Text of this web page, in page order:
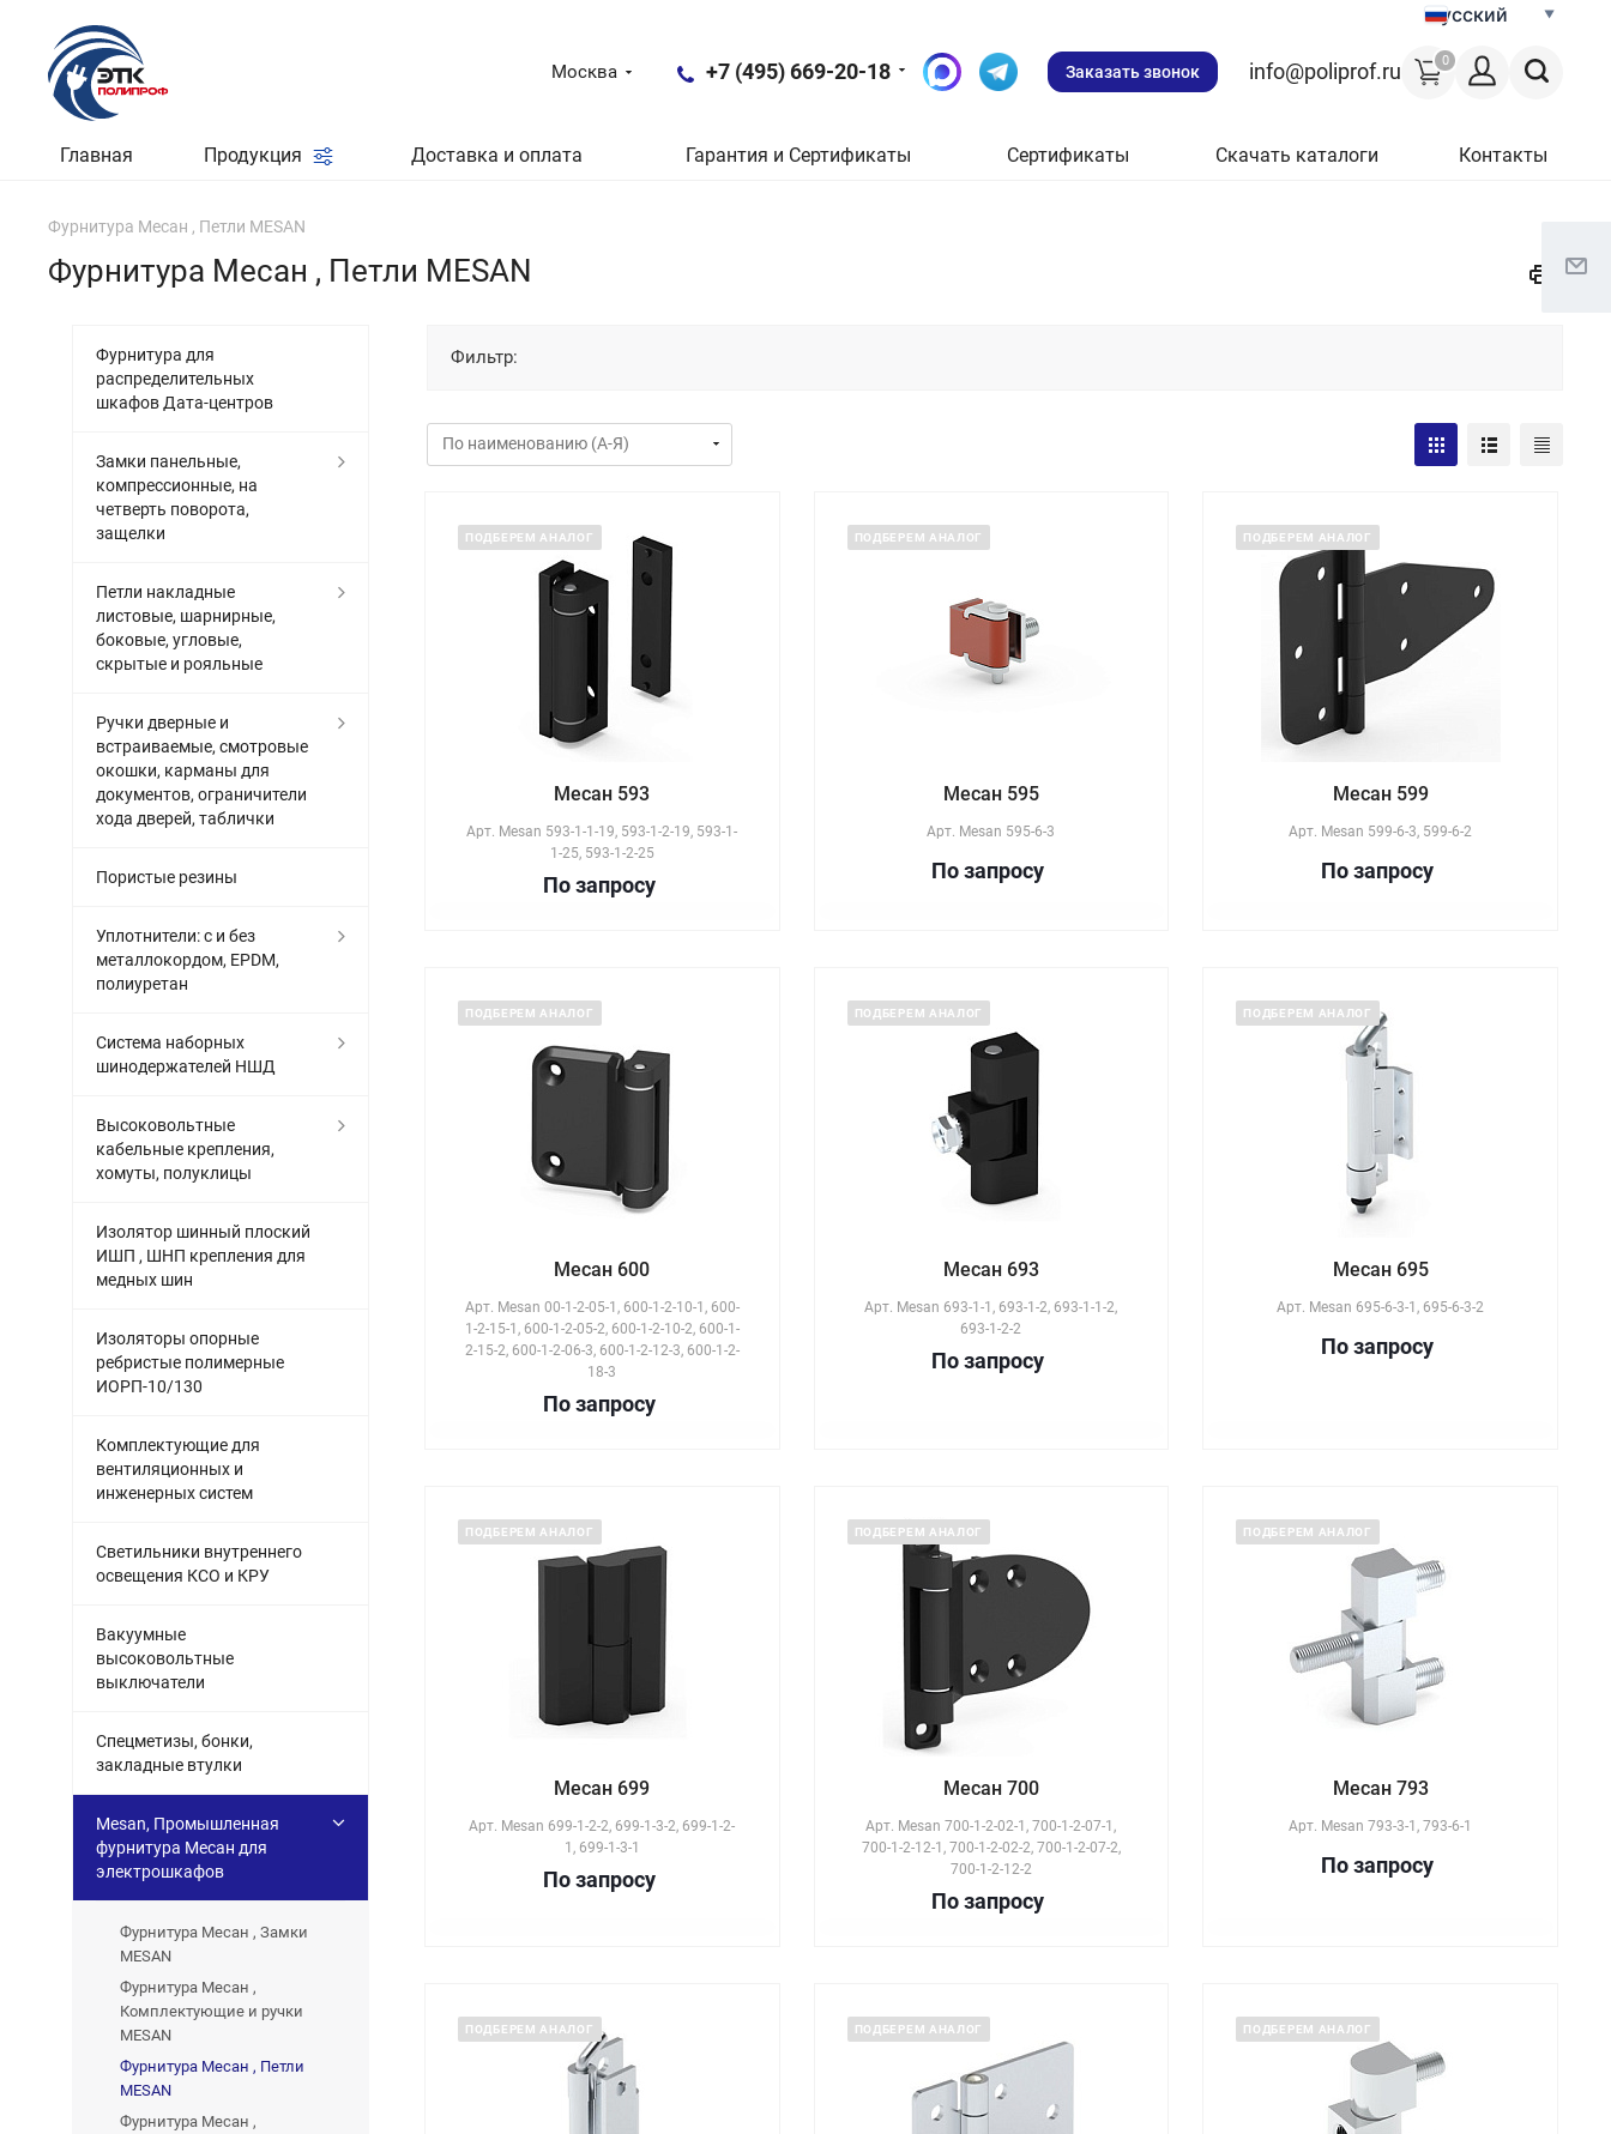
Русский
0
Москва +7 (495) 669-20-18 Заказать звонок info@poliprof.ru
Главная Продукция Доставка и оплата Гарантия и Сертификаты Сертификаты Скачать каталоги Контакты
Фурнитура Месан , Петли MESAN
Фурнитура Месан , Петли MESAN
Фильтр:
ПОДБЕРЕМ АНАЛОГ
Месан 593
Арт. Mesan 593-1-1-19, 593-1-2-19, 593-1-
1-25, 593-1-2-25
По запросу
ПОДБЕРЕМ АНАЛОГ
Месан 595
Арт. Mesan 595-6-3
По запросу
ПОДБЕРЕМ АНАЛОГ
Месан 599
Арт. Mesan 599-6-3, 599-6-2
По запросу
ПОДБЕРЕМ АНАЛОГ
Месан 600
Арт. Mesan 00-1-2-05-1, 600-1-2-10-1, 600-
1-2-15-1, 600-1-2-05-2, 600-1-2-10-2, 600-1-
2-15-2, 600-1-2-06-3, 600-1-2-12-3, 600-1-2-
18-3
По запросу
ПОДБЕРЕМ АНАЛОГ
Месан 693
Арт. Mesan 693-1-1, 693-1-2, 693-1-1-2,
693-1-2-2
По запросу
ПОДБЕРЕМ АНАЛОГ
Месан 695
Арт. Mesan 695-6-3-1, 695-6-3-2
По запросу
ПОДБЕРЕМ АНАЛОГ
Месан 699
Арт. Mesan 699-1-2-2, 699-1-3-2, 699-1-2-
1, 699-1-3-1
По запросу
ПОДБЕРЕМ АНАЛОГ
Месан 700
Арт. Mesan 700-1-2-02-1, 700-1-2-07-1,
700-1-2-12-1, 700-1-2-02-2, 700-1-2-07-2,
700-1-2-12-2
По запросу
ПОДБЕРЕМ АНАЛОГ
Месан 793
Арт. Mesan 793-3-1, 793-6-1
По запросу
ПОДБЕРЕМ АНАЛОГ ПОДБЕРЕМ АНАЛОГ ПОДБЕРЕМ АНАЛОГ
Фурнитура для
распределительных
шкафов Дата-центров
Замки панельные,
компрессионные, на
четверть поворота,
защелки
Петли накладные
листовые, шарнирные,
боковые, угловые,
скрытые и рояльные
Ручки дверные и
встраиваемые, смотровые
окошки, карманы для
документов, ограничители
хода дверей, таблички
Пористые резины
Уплотнители: с и без
металлокордом, EPDM,
полиуретан
Система наборных
шинодержателей НШД
Высоковольтные
кабельные крепления,
хомуты, полуклицы
Изолятор шинный плоский
ИШП , ШНП крепления для
медных шин
Изоляторы опорные
ребристые полимерные
ИОРП-10/130
Комплектующие для
вентиляционных и
инженерных систем
Светильники внутреннего
освещения КСО и КРУ
Вакуумные
высоковольтные
выключатели
Спецметизы, бонки,
закладные втулки
Mesan, Промышленная
фурнитура Месан для
электрошкафов
Фурнитура Месан , Замки
MESAN
Фурнитура Месан ,
Комплектующие и ручки
MESAN
Фурнитура Месан , Петли
MESAN
Фурнитура Месан ,